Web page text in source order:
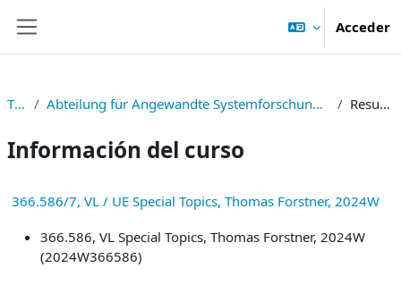
Acceder
TNF Abteilung für Angewandte Systemforschung und Statistik Resumen
Información del curso
366.586/7, VL / UE Special Topics, Thomas Forstner, 2024W
366.586, VL Special Topics, Thomas Forstner, 2024W
(2024W366586)